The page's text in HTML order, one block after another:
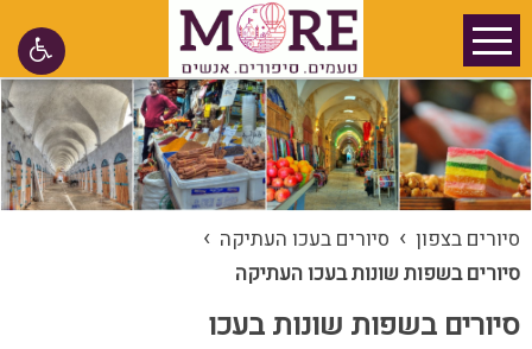
סיורים בצפון › סיורים בעכו העתיקה ›
סיורים בשפות שונות בעכו העתיקה
סיורים בשפות שונות בעכו